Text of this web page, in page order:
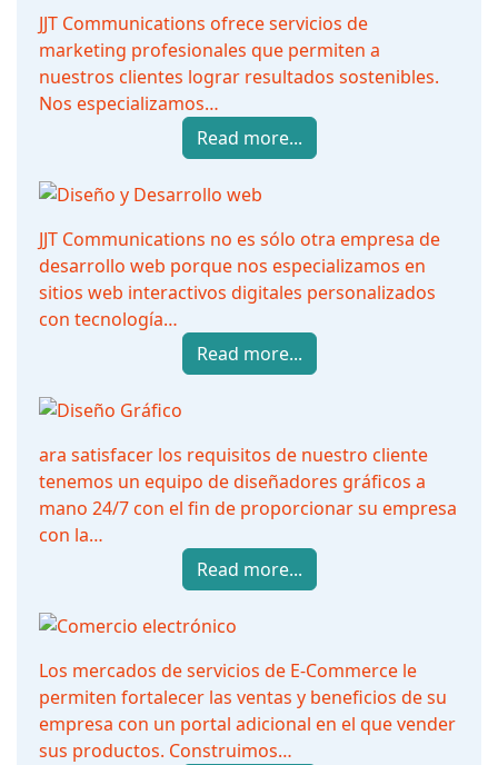
JJT Communications ofrece servicios de
marketing profesionales que permiten a
nuestros clientes lograr resultados sostenibles.
Nos especializamos…
Read more...
JJT Communications no es sólo otra empresa de
desarrollo web porque nos especializamos en
sitios web interactivos digitales personalizados
con tecnología…
Read more...
ara satisfacer los requisitos de nuestro cliente
tenemos un equipo de diseñadores gráficos a
mano 24/7 con el fin de proporcionar su empresa
con la…
Read more...
Los mercados de servicios de E-Commerce le
permiten fortalecer las ventas y beneficios de su
empresa con un portal adicional en el que vender
sus productos. Construimos…